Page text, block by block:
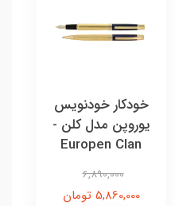
خودکار خودنویس
یوروپن مدل کلن -
Europen Clan
6,890,000
5,860,000 تومان